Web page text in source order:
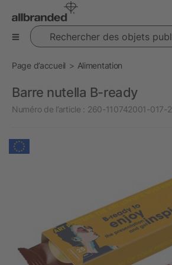
Rechercher des objets publicitaires
Page d’accueil Alimentation
Barre nutella B-ready
Numéro de l’article : 260-110742001-017-2